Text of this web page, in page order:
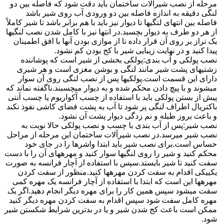
مرحله از نصب شیرآلات ساختمان باید دقت شود که فاصله بین دو
لنگی دقیقه به اندازه فاصله بین دو ورودی آب روی شیر باشد
فاصله بین انتهای لنگیها تا دیوار نیز باید با هم برابر باشد تا شیر کاملاً
از هر دو طرف به دیوار بچسبد.در انتها نیز با کامل شدن نصب لنگیها
یک تراز بر روی آن قرار داده تا از موازی بودن آنها با افق اطمینان
پیدا کنید و در نهایت زیبایی شیر با کج بودن کم نشود.
نصب پولکی و آب بندی:پولکی بخشی از شیر است که پوشاننده
زشتیهای پشت شیر مانند لنگی و بوشن مغزی است و هر شیری
دارای این قسمت است.پولکیها پس از نصب لنگی روی آن سوار
میشوند و با پیچ دادن محکم شده و به دیوار میچسبند.ناگفته نماند که
پیش از بستن پولکی باید با استفاده از چسب آکواریوم یا چسب آنتی
باکتریال اطراف لنگی پر شود تا آب به پشت فضای کاشی نفوذ نکند
و باعث بروز طبله و نم زدگی دیوار پشت آن نشود.
نصب شیر:پس از آب بندی با چسب و نصب پولکی حالا نوبت به
نصب شیر میرسد.در نصب شیرآلات ساختمان این مرحله از مراحل
حساس است.برای نصب شیر باید ابتدا واشرها را در جای خود
محکم کنید و شیر را روی لنگیها سوار کنید و مهرههای آن را با دست
سفت کنید تا شیر بایستد.سپس با استفاده از آچار فرانسه به صورت
یکییکی اقدام به سفت کردن مهرهها کنید.منظور از سفت کردن
مهرهها این است که ابتدا با استفاده از آچار فرانسه یک مهره کمی
سفت میشود سپس همین کار را برای مهره دیگر انجام دهید.اگر یک
مهره کامل سفت شود سپس اقدام به سفت کردن مهره دیگر کنید
ممکن است باعث کج شدن شیر و یا در بدترین شرایط شکستن شیر
شود.